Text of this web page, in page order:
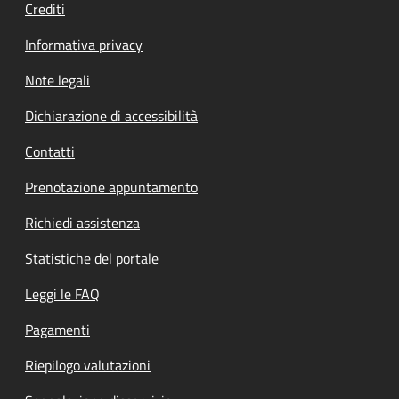
Crediti
Informativa privacy
Note legali
Dichiarazione di accessibilità
Contatti
Prenotazione appuntamento
Richiedi assistenza
Statistiche del portale
Leggi le FAQ
Pagamenti
Riepilogo valutazioni